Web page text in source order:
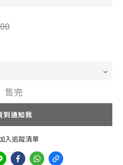
售完
到通知我
入追蹤清單